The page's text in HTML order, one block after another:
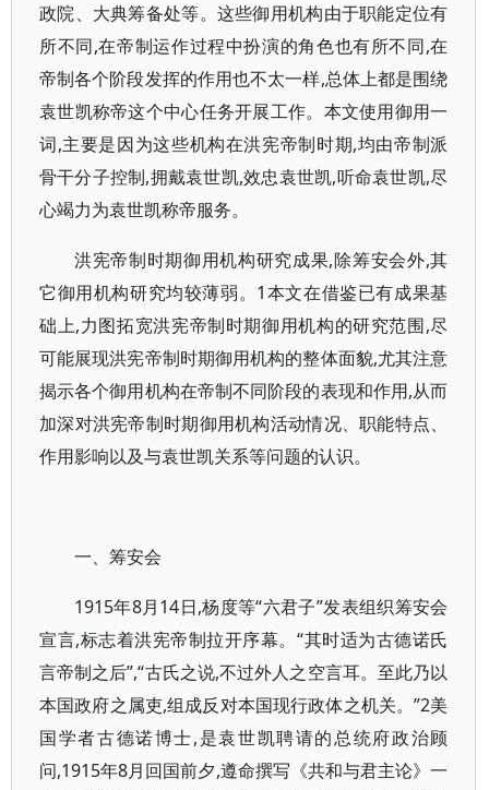
政院、大典筹备处等。这些御用机构由于职能定位有
所不同,在帝制运作过程中扮演的角色也有所不同,在
帝制各个阶段发挥的作用也不太一样,总体上都是围绕
袁世凯称帝这个中心任务开展工作。本文使用御用一
词,主要是因为这些机构在洪宪帝制时期,均由帝制派
骨干分子控制,拥戴袁世凯,效忠袁世凯,听命袁世凯,尽
心竭力为袁世凯称帝服务。
洪宪帝制时期御用机构研究成果,除筹安会外,其
它御用机构研究均较薄弱。1本文在借鉴已有成果基
础上,力图拓宽洪宪帝制时期御用机构的研究范围,尽
可能展现洪宪帝制时期御用机构的整体面貌,尤其注意
揭示各个御用机构在帝制不同阶段的表现和作用,从而
加深对洪宪帝制时期御用机构活动情况、职能特点、
作用影响以及与袁世凯关系等问题的认识。
一、筹安会
1915年8月14日,杨度等“六君子”发表组织筹安会
宣言,标志着洪宪帝制拉开序幕。“其时适为古德诺氏
言帝制之后”,“古氏之说,不过外人之空言耳。至此乃以
本国政府之属吏,组成反对本国现行政体之机关。”2美
国学者古德诺博士,是袁世凯聘请的总统府政治顾
问,1915年8月回国前夕,遵命撰写《共和与君主论》一